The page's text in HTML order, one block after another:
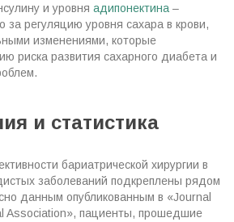
и уровня адипонектина –
за регуляцию уровня сахара в крови,
изменениями, которые
риска развития сахарного диабета и
и статистика
бариатрической хирургии в
заболеваний подкреплены рядом
данным опубликованным в «Journal
Association», пациенты, прошедшие